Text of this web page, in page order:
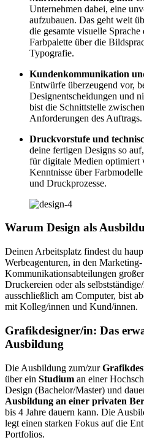
Unternehmen dabei, eine
aufzubauen. Das geht weit
die gesamte visuelle
Farbpalette über die
Typografie.
Kundenkommunikation
Entwürfe überzeugend vor,
Designentscheidungen und
bist die Schnittstelle
Anforderungen des Auftrags.
Druckvorstufe und
deine fertigen Designs so
für digitale Medien optimiert
Kenntnisse über
und Druckprozesse.
Warum Design als
Deinen Arbeitsplatz findest du
Werbeagenturen, in den Marketing-
Kommunikationsabteilungen
Druckereien oder als
ausschließlich am Computer, bist
mit Kolleg/innen und Kund/innen.
Grafikdesigner/in: Das
Ausbildung
Die Ausbildung zum/zur
über ein Studium an einer
Design (Bachelor/Master) und
Ausbildung an einer privaten
bis 4 Jahre dauern kann. Die
legt einen starken Fokus auf die
Portfolios.